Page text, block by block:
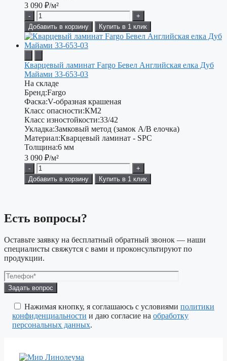
3 090 ₽/м²
-
+
Добавить в корзину
Купить в 1 клик
Кварцевый ламинат Fargo Бевел Английская елка Дуб
Майами 33-653-03
На складе
Бренд:Fargo
Фаска:V-образная крашеная
Класс опасности:КМ2
Класс изностойкости:33/42
Укладка:Замковый метод (замок А/В елочка)
Материал:Кварцевый ламинат - SPC
Толщина:6 мм
3 090 ₽/м²
-
+
Добавить в корзину
Купить в 1 клик
Есть вопросы?
Оставьте заявку на бесплатный обратный звонок — наши
специалисты свяжутся с вами и проконсультируют по
продукции.
Оставьте
это
поле
пустым.
Нажимая кнопку, я соглашаюсь с условиями политики
конфиденциальности и даю согласие на обработку
персональных данных.